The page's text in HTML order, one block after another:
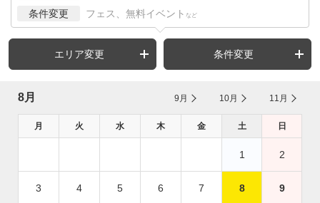
条件変更 フェス、無料イベント など
エリア変更 条件変更
8月 9月 10月 11月
月 火 水 木 金 土 日
1 2
3 4 5 6 7 8 9